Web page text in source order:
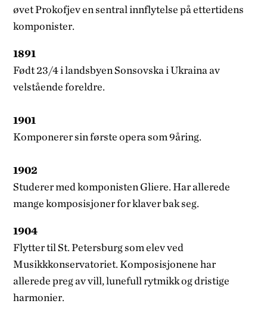
øvet Prokofjev en sentral innflytelse på etterti­dens
komponister.
1891
Født 23/4 i landsbyen Sonsovska i Ukraina av
velstående foreldre.
1901
Komponerer sin første opera som 9­åring.
1902
Studerer med komponisten Gliere. Har allerede
mange komposisjoner for klaver bak seg.
1904
Flytter til St. Petersburg som elev ved
Musikkkonservatoriet. Komposisjonene har
allerede preg av vill, lunefull rytmikk og dristige
harmonier.